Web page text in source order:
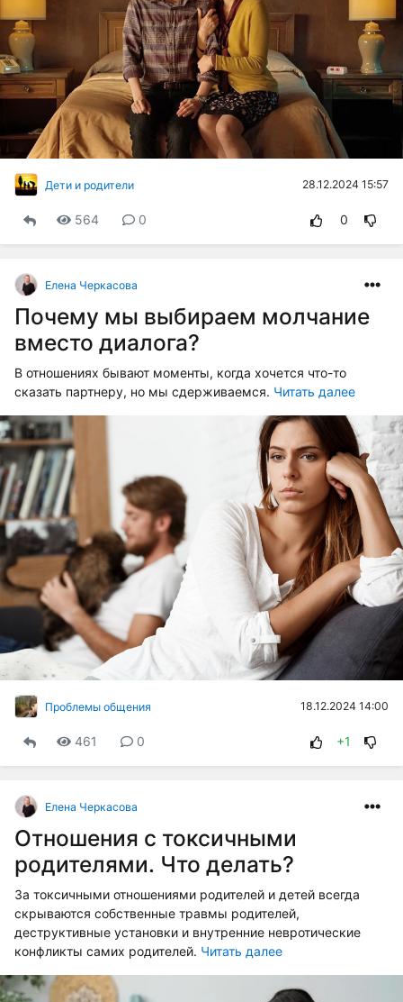
Дети и родители 28.12.2024 15:57
564 0 0
Елена Черкасова
Почему мы выбираем молчание
вместо диалога?
В отношениях бывают моменты, когда хочется что-то
сказать партнеру, но мы сдерживаемся. Читать далее
Проблемы общения 18.12.2024 14:00
461 0 +1
Елена Черкасова
Отношения с токсичными
родителями. Что делать?
За токсичными отношениями родителей и детей всегда
скрываются собственные травмы родителей,
деструктивные установки и внутренние невротические
конфликты самих родителей. Читать далее